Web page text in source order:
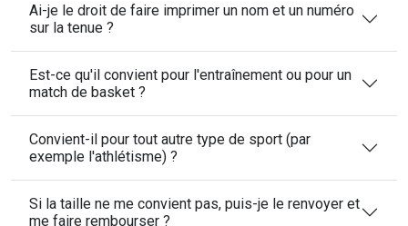
Ai-je le droit de faire imprimer un nom et un numéro
sur la tenue ?
Est-ce qu'il convient pour l'entraînement ou pour un
match de basket ?
Convient-il pour tout autre type de sport (par
exemple l'athlétisme) ?
Si la taille ne me convient pas, puis-je le renvoyer et
me faire rembourser ?